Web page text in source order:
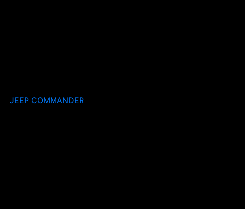
JEEP COMMANDER